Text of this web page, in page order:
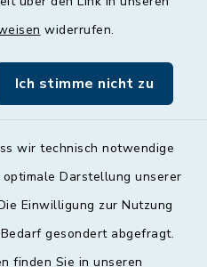
widerrufen.
Ich stimme nicht zu
wir technisch notwendige
Darstellung unserer
Einwilligung zur Nutzung
gesondert abgefragt.
finden Sie in unseren
- 18:00 Uhr